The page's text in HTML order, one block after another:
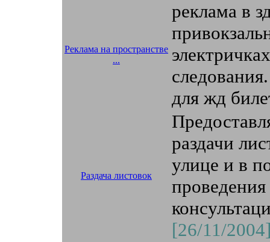
Реклама на пространстве
...
реклама в
для жд
Раздача листовок
раздачи
улице и в
[26/11/